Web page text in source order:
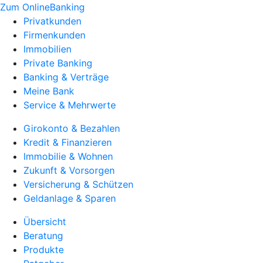
Zum OnlineBanking
Privatkunden
Firmenkunden
Immobilien
Private Banking
Banking & Verträge
Meine Bank
Service & Mehrwerte
Girokonto & Bezahlen
Kredit & Finanzieren
Immobilie & Wohnen
Zukunft & Vorsorgen
Versicherung & Schützen
Geldanlage & Sparen
Übersicht
Beratung
Produkte